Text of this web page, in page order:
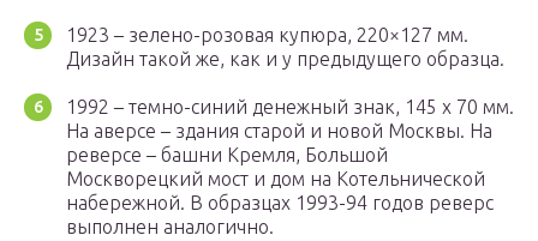
1923 – зелено-розовая купюра, 220×127 мм.
Дизайн такой же, как и у предыдущего образца.
1992 – темно-синий денежный знак, 145 х 70 мм.
На аверсе – здания старой и новой Москвы. На
реверсе – башни Кремля, Большой
Москворецкий мост и дом на Котельнической
набережной. В образцах 1993-94 годов реверс
выполнен аналогично.